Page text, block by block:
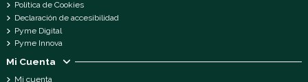
Política de Cookies
Declaración de accesibilidad
Pyme Digital
Pyme Innova
Mi Cuenta
Mi cuenta